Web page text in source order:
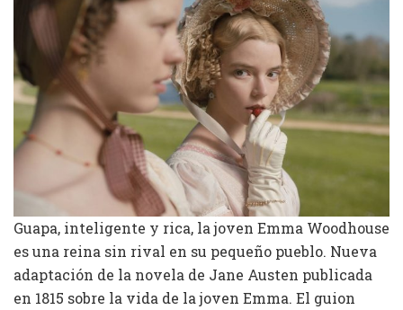
Guapa, inteligente y rica, la joven Emma Woodhouse
es una reina sin rival en su pequeño pueblo. Nueva
adaptación de la novela de Jane Austen publicada
en 1815 sobre la vida de la joven Emma. El guion